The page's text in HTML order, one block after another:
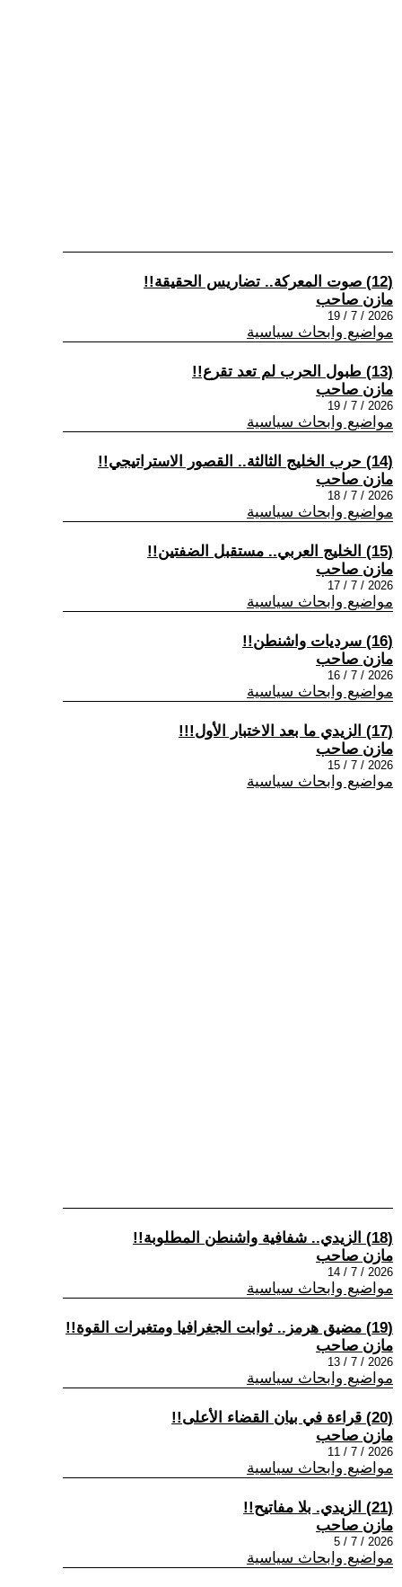
(12) صوت المعركة.. تضاريس الحقيقة!!
مازن صاحب
2026 / 7 / 19
مواضيع وابحاث سياسية
(13) طبول الحرب لم تعد تقرع!!
مازن صاحب
2026 / 7 / 19
مواضيع وابحاث سياسية
(14) حرب الخليج الثالثة.. القصور الاستراتيجي!!
مازن صاحب
2026 / 7 / 18
مواضيع وابحاث سياسية
(15) الخليج العربي.. مستقبل الضفتين!!
مازن صاحب
2026 / 7 / 17
مواضيع وابحاث سياسية
(16) سرديات واشنطن!!
مازن صاحب
2026 / 7 / 16
مواضيع وابحاث سياسية
(17) الزيدي ما بعد الاختبار الأول!!!
مازن صاحب
2026 / 7 / 15
مواضيع وابحاث سياسية
(18) الزيدي.. شفافية واشنطن المطلوبة!!
مازن صاحب
2026 / 7 / 14
مواضيع وابحاث سياسية
(19) مضيق هرمز.. ثوابت الجغرافيا ومتغيرات القوة!!
مازن صاحب
2026 / 7 / 13
مواضيع وابحاث سياسية
(20) قراءة في بيان القضاء الأعلى!!
مازن صاحب
2026 / 7 / 11
مواضيع وابحاث سياسية
(21) الزيدي. بلا مفاتيح!!
مازن صاحب
2026 / 7 / 5
مواضيع وابحاث سياسية